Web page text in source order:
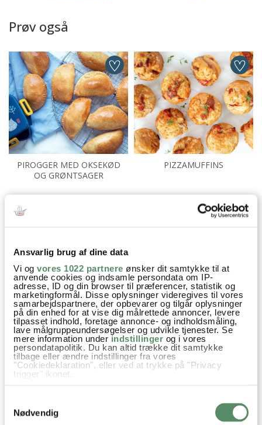
Ansvarlig brug af dine data
Vi og vores 1022 partnere ønsker dit samtykke til at
anvende cookies og indsamle persondata om IP-
adresse, ID og din browser til præferencer, statistik og
marketingformål. Disse oplysninger videregives til vores
samarbejdspartnere, der opbevarer og tilgår oplysninger
på din enhed for at vise dig målrettede annoncer, levere
tilpasset indhold, foretage annonce- og indholdsmåling,
lave målgruppeundersøgelser og udvikle tjenester. Se
mere information underindstillinger og i vores
persondatapolitik. Du kan altid trække dit samtykke
tilbage eller ændre indstillinger fra vores
"Cookiedeklaration", eller ved at trykke på "Privacy
trigger" ikonet.
Indsamle præcise oplysninger om din placering,
der kan være nøjagtig inden for få meter
Identificere din enhed baseret på en scanning af
Nødvendig
Prøv også
PIROGGER MED OKSEKØD
OG GRØNTSAGER
PIZZAMUFFINS
Madpakker Opskrifter Gær
Ost Soltørrede tomater Basilikum
SPØRGSMÅL TIL OPSKRIFTEN?
Har du spørgsmål til opskriften eller lyst til at sende en sød
hilsen, så kan du skrive til mig i kommentarfeltet herunder.
Du kan måske finde svaret på dit spørgsmål i kommentarfeltet,
spørgsmål' til min opskrifter.